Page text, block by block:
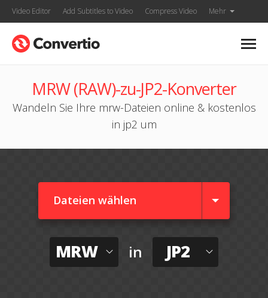
Video Editor Add Subtitles to Video Compress Video Mehr
MRW (RAW)-zu-JP2-Konverter
Wandeln Sie Ihre mrw-Dateien online & kostenlos
in jp2 um
Dateien wählen
MRW in JP2